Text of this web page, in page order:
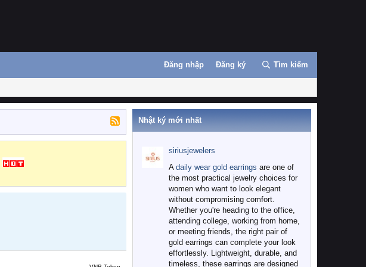
Đăng nhập Đăng ký Tìm kiếm
Nhật ký mới nhất
siriusjewelers
A daily wear gold earrings are one of
the most practical jewelry choices for
women who want to look elegant
without compromising comfort.
Whether you're heading to the office,
attending college, working from home,
or meeting friends, the right pair of
gold earrings can complete your look
effortlessly. Lightweight, durable, and
timeless, these earrings are designed